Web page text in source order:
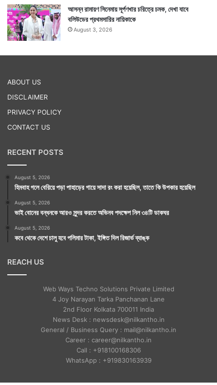
— রাজ্যসরকারের স্বাস্থ্য দফতরের দৈনিক বুলেটিন-এর সাহায্য
নিয়ে লেখা
আসন্ন রামায়ণ সিনেমায় সূর্পণখার চরিত্রে চমক, দেখা যাবে
বলিউডের প্রথমসারির নায়িকাকে
August 3, 2026
ABOUT US
DISCLAIMER
PRIVACY POLICY
CONTACT US
RECENT POSTS
August 5, 2026
হিমবাহ গলে বেরিয়ে পড়া পাহাড়ের গায়ে সাদা রং করা হয়েছিল, তাতে কি উপকার হয়েছিল
August 5, 2026
ভাই বোনের বন্ধনকে আরও সুন্দর করতে অভিনব পদক্ষেপ নিল ৩৪টি ডাকঘর
August 5, 2026
কবে থেকে দেশে চালু হবে পলিমার টাকা, ইঙ্গিত দিল রিজার্ভ ব্যাঙ্ক
REACH US
Web Ways Techno Solutions Private Limited
4 Joy Narayan Tarka Panchanan Lane
2nd Floor Kolkata 700011 India
News Desk : newsdesk@nilkantho.in
General / Business Query : mail@nilkantho.in
Career : career@nilkantho.in
Call : +918100168306
WhatsApp : +919830163939